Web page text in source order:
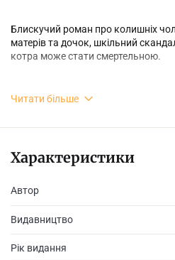
Блискучий роман про колишніх
матерів та дочок, шкільний
котра може стати смертельною.
Убивство... трагічний випадок... чи
здатна примусити зупинитися
нею. Та за ілюзію ідеальності воно
інші мами зі школи сприйняли її за
загадкове минуле та сум,
шляхи цих трьох жінок різні, але
страшному місці. «Велика
роман про колишніх чоловіків,
Читати більше
Характеристики
Автор
Видавництво
Рік видання